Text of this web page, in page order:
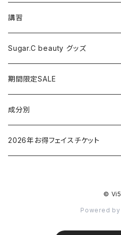
マッサージ
ドライヤー
脱毛器
クレイツ
講習
Sugar.C beauty グッズ
期間限定SALE
成分別
ヒアルロン酸
2026年お得フェイスチケット
© Vi5
Powered by